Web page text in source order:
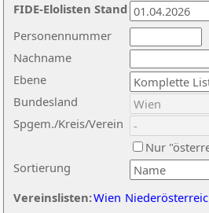
Nachname
Ebene
Sortierung
Personennummer
Bundesland
Spgem./Kreis/Verein
Nur
Vereinslisten:Wien
FIDE-Elolisten Stand